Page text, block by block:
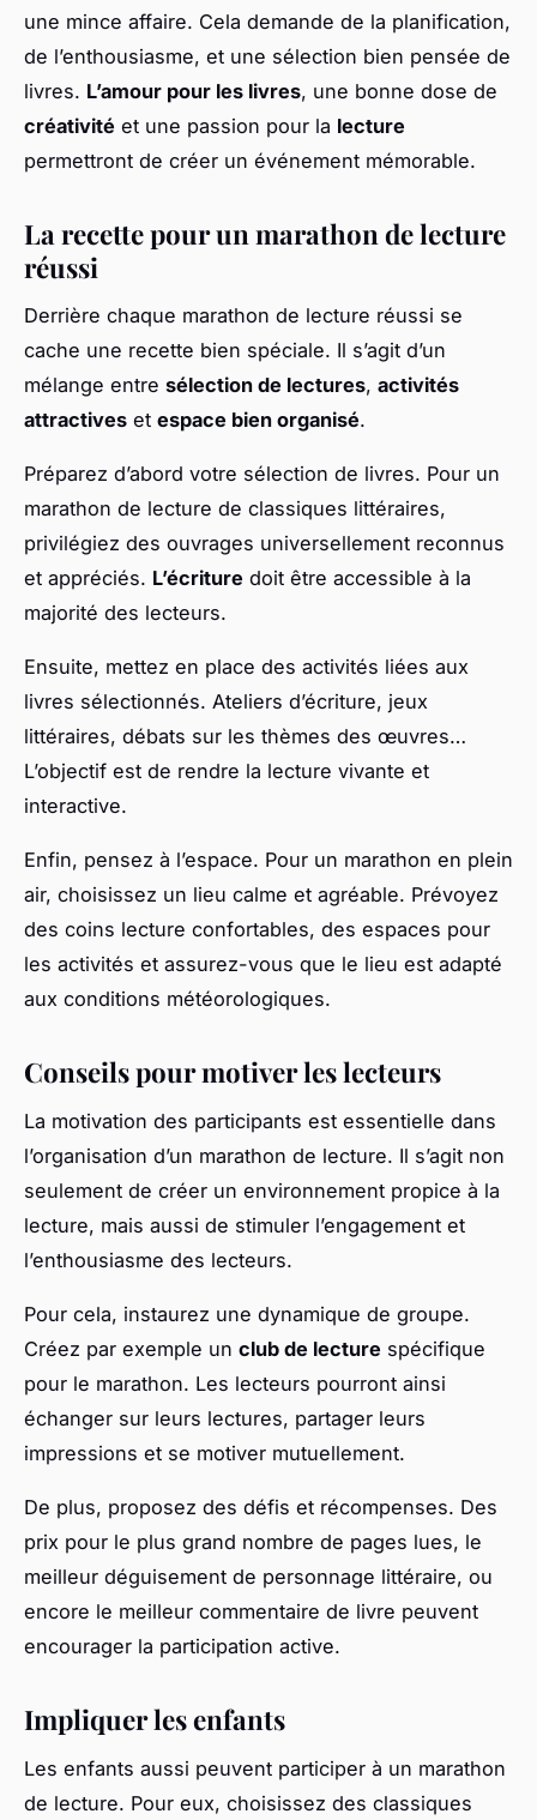
une mince affaire. Cela demande de la planification,
de l’enthousiasme, et une sélection bien pensée de
livres. L’amour pour les livres, une bonne dose de
créativité et une passion pour la lecture
permettront de créer un événement mémorable.
La recette pour un marathon de lecture
réussi
Derrière chaque marathon de lecture réussi se
cache une recette bien spéciale. Il s’agit d’un
mélange entre sélection de lectures, activités
attractives et espace bien organisé.
Préparez d’abord votre sélection de livres. Pour un
marathon de lecture de classiques littéraires,
privilégiez des ouvrages universellement reconnus
et appréciés. L’écriture doit être accessible à la
majorité des lecteurs.
Ensuite, mettez en place des activités liées aux
livres sélectionnés. Ateliers d’écriture, jeux
littéraires, débats sur les thèmes des œuvres…
L’objectif est de rendre la lecture vivante et
interactive.
Enfin, pensez à l’espace. Pour un marathon en plein
air, choisissez un lieu calme et agréable. Prévoyez
des coins lecture confortables, des espaces pour
les activités et assurez-vous que le lieu est adapté
aux conditions météorologiques.
Conseils pour motiver les lecteurs
La motivation des participants est essentielle dans
l’organisation d’un marathon de lecture. Il s’agit non
seulement de créer un environnement propice à la
lecture, mais aussi de stimuler l’engagement et
l’enthousiasme des lecteurs.
Pour cela, instaurez une dynamique de groupe.
Créez par exemple un club de lecture spécifique
pour le marathon. Les lecteurs pourront ainsi
échanger sur leurs lectures, partager leurs
impressions et se motiver mutuellement.
De plus, proposez des défis et récompenses. Des
prix pour le plus grand nombre de pages lues, le
meilleur déguisement de personnage littéraire, ou
encore le meilleur commentaire de livre peuvent
encourager la participation active.
Impliquer les enfants
Les enfants aussi peuvent participer à un marathon
de lecture. Pour eux, choisissez des classiques